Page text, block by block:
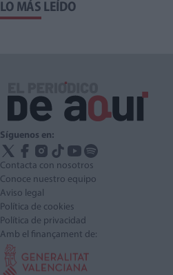
LO MÁS LEÍDO
Síguenos en:
Contacta con nosotros
Conoce nuestro equipo
Aviso legal
Política de cookies
Política de privacidad
Amb el finançament de: